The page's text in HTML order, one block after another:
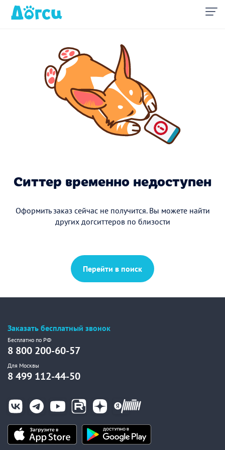
Ситтер временно недоступен
Оформить заказ сейчас не получится. Вы можете найти
других догситтеров по близости
Перейти в поиск
Заказать бесплатный звонок
Бесплатно по РФ
8 800 200-60-57
Для Москвы
8 499 112-44-50